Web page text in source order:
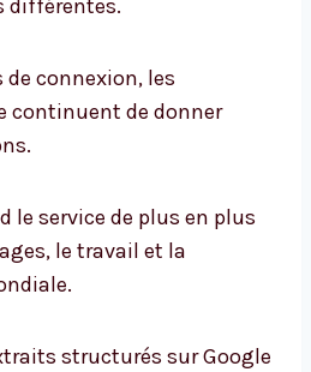
différentes.
de connexion, les
continuent de donner
le service de plus en plus
le travail et la
structurés sur Google